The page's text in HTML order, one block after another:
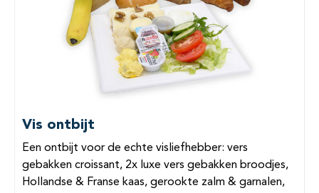
Vis ontbijt
Een ontbijt voor de echte visliefhebber: vers
gebakken croissant, 2x luxe vers gebakken broodjes,
Hollandse & Franse kaas, gerookte zalm & garnalen,